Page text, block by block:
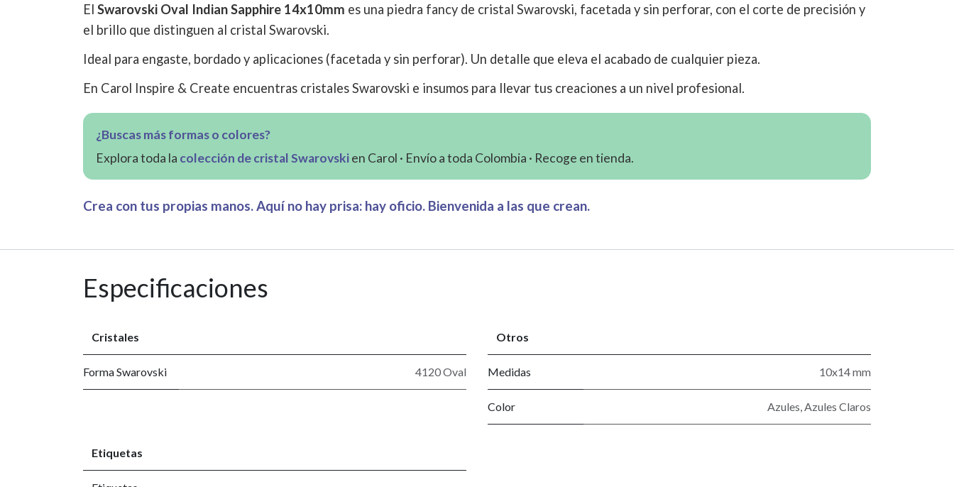
El Swarovski Oval Indian Sapphire 14x10mm es una piedra fancy de cristal Swarovski, facetada y sin perforar, con el corte de precisión y
el brillo que distinguen al cristal Swarovski.
Ideal para engaste, bordado y aplicaciones (facetada y sin perforar). Un detalle que eleva el acabado de cualquier pieza.
En Carol Inspire & Create encuentras cristales Swarovski e insumos para llevar tus creaciones a un nivel profesional.
¿Buscas más formas o colores?
Explora toda la colección de cristal Swarovskien Carol · Envío a toda Colombia · Recoge en tienda.
Crea con tus propias manos. Aquí no hay prisa: hay oficio. Bienvenida a las que crean.
Especificaciones
Cristales
Forma Swarovski 4120 Oval
Otros
Medidas 10x14 mm
Color Azules Azules Claros
Etiquetas